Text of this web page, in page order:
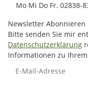
Mo Mi Do Fr. 02838-
Newsletter Abonnieren
Bitte senden Sie mir
Datenschutzerklärung
Informationen zu